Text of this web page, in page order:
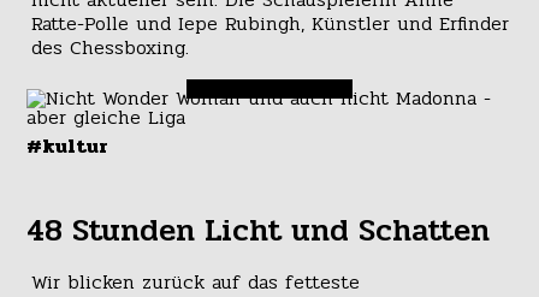
Ratte-Polle und Iepe Rubingh, Künstler und Erfinder
des Chessboxing.
#kultur
48 Stunden Licht und Schatten
Wir blicken zurück auf das fetteste